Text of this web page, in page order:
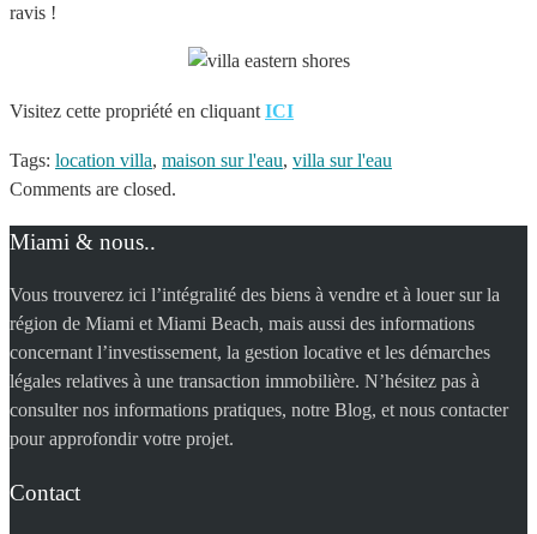
ravis !
Visitez cette propriété en cliquant ICI
Tags: location villa, maison sur l'eau, villa sur l'eau
Comments are closed.
Miami & nous..
Vous trouverez ici l’intégralité des biens à vendre et à louer sur la
région de Miami et Miami Beach, mais aussi des informations
concernant l’investissement, la gestion locative et les démarches
légales relatives à une transaction immobilière. N’hésitez pas à
consulter nos informations pratiques, notre Blog, et nous contacter
pour approfondir votre projet.
Contact